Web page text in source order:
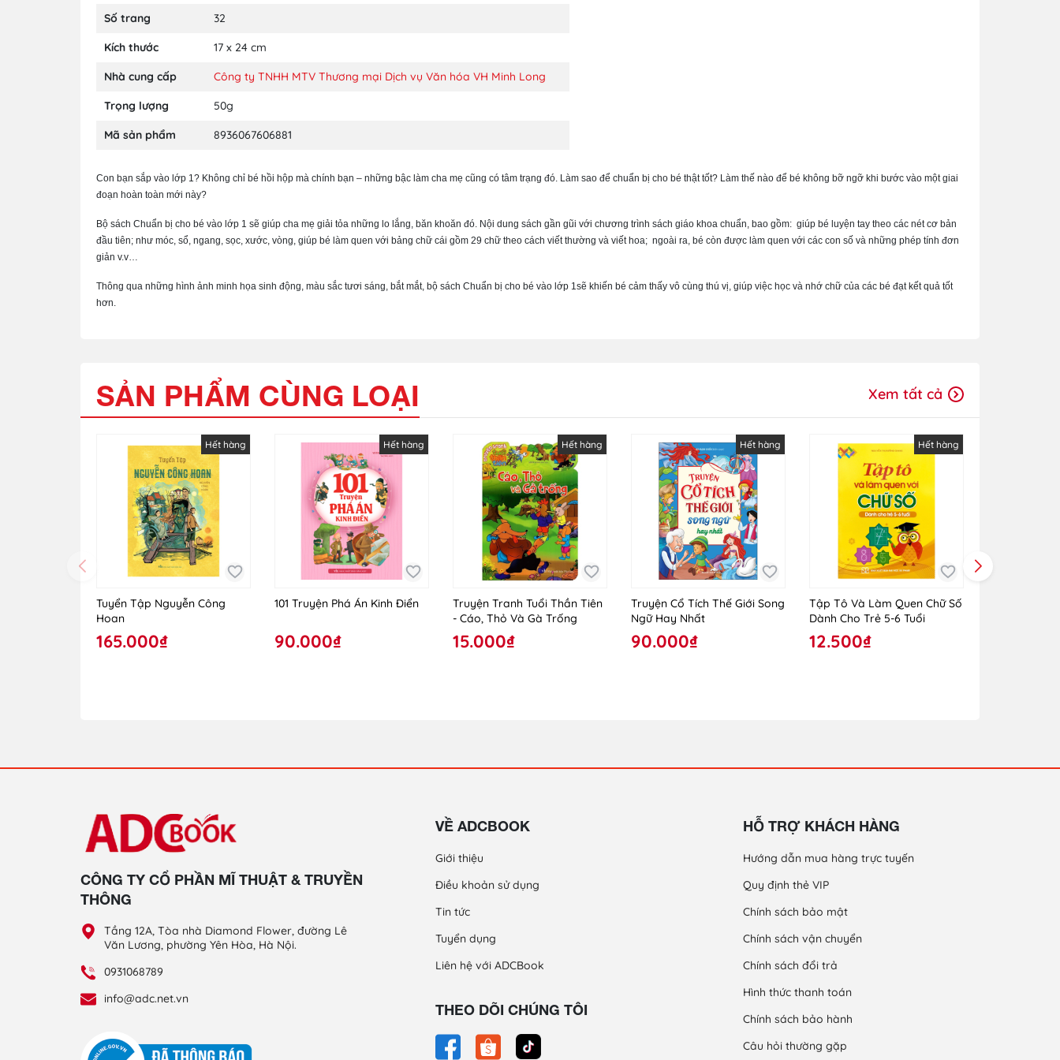
Số trang 32
Kích thước 17 x 24 cm
Nhà cung cấp Công ty TNHH MTV Thương mại Dịch vụ Văn hóa VH Minh Long
Trọng lượng 50g
Mã sản phẩm 8936067606881
Con bạn sắp vào lớp 1? Không chỉ bé hồi hộp mà chính bạn – những bậc làm cha mẹ cũng có tâm trạng đó. Làm sao để chuẩn bị cho bé thật tốt? Làm thế nào để bé không bỡ ngỡ khi bước vào một giai
đoạn hoàn toàn mới này?
Bộ sách Chuẩn bị cho bé vào lớp 1 sẽ giúp cha mẹ giải tỏa những lo lắng, băn khoăn đó. Nội dung sách gần gũi với chương trình sách giáo khoa chuẩn, bao gồm: giúp bé luyện tay theo các nét cơ bản
đầu tiên; như móc, sổ, ngang, sọc, xước, vòng, giúp bé làm quen với bảng chữ cái gồm 29 chữ theo cách viết thường và viết hoa; ngoài ra, bé còn được làm quen với các con số và những phép tính đơn
giản v.v…
Thông qua những hình ảnh minh họa sinh động, màu sắc tươi sáng, bắt mắt, bộ sách Chuẩn bị cho bé vào lớp 1sẽ khiến bé cảm thấy vô cùng thú vị, giúp việc học và nhớ chữ của các bé đạt kết quả tốt
hơn.
SẢN PHẨM CÙNG LOẠI Xem tất cả
Hết hàng
Tuyển Tập Nguyễn Công
Hoan
165.000₫
Hết hàng
101 Truyện Phá Án Kinh Điển
90.000₫
Hết hàng
Truyện Tranh Tuổi Thần Tiên
- Cáo, Thỏ Và Gà Trống
15.000₫
Hết hàng
Truyện Cổ Tích Thế Giới Song
Ngữ Hay Nhất
90.000₫
Hết hàng
Tập Tô Và Làm Quen Chữ Số
Dành Cho Trẻ 5-6 Tuổi
12.500₫
CÔNG TY CỔ PHẦN MĨ THUẬT & TRUYỀN
THÔNG
Tầng 12A, Tòa nhà Diamond Flower, đường Lê
Văn Lương, phường Yên Hòa, Hà Nội.
0931068789
info@adc.net.vn
VỀ ADCBOOK
Giới thiệu
Điều khoản sử dụng
Tin tức
Tuyển dụng
Liên hệ với ADCBook
THEO DÕI CHÚNG TÔI
HỖ TRỢ KHÁCH HÀNG
Hướng dẫn mua hàng trực tuyến
Quy định thẻ VIP
Chính sách bảo mật
Chính sách vận chuyển
Chính sách đổi trả
Hình thức thanh toán
Chính sách bảo hành
Câu hỏi thường gặp